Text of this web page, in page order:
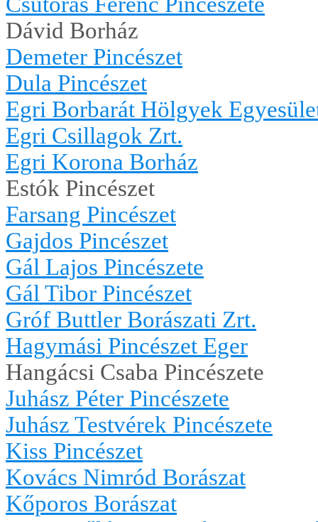
Dávid Borház
Demeter Pincészet
Dula Pincészet
Egri Borbarát Hölgyek
Egri Csillagok Zrt.
Egri Korona Borház
Estók Pincészet
Farsang Pincészet
Gajdos Pincészet
Gál Lajos Pincészete
Gál Tibor Pincészet
Gróf Buttler Borászati Zrt.
Hagymási Pincészet Eger
Hangácsi Csaba Pincészete
Juhász Péter Pincészete
Juhász Testvérek Pincészete
Kiss Pincészet
Kovács Nimród Borászat
Kőporos Borászat